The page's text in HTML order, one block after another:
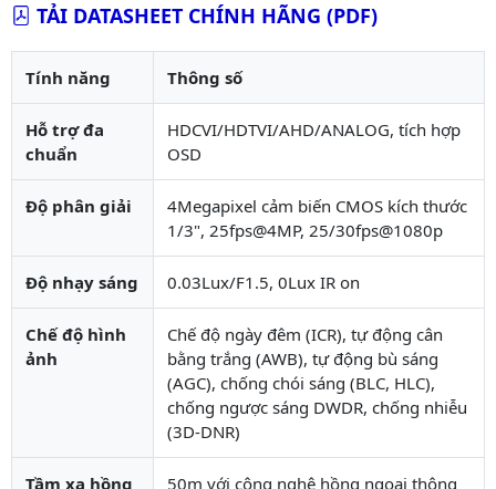
TẢI DATASHEET CHÍNH HÃNG (PDF)
Tính năng Thông số
Hỗ trợ đa
chuẩn
HDCVI/HDTVI/AHD/ANALOG, tích hợp
OSD
Độ phân giải
4Megapixel cảm biến CMOS kích thước
1/3", 25fps@4MP, 25/30fps@1080p
Độ nhạy sáng 0.03Lux/F1.5, 0Lux IR on
Chế độ hình
ảnh
Chế độ ngày đêm (ICR), tự động cân
bằng trắng (AWB), tự động bù sáng
(AGC), chống chói sáng (BLC, HLC),
chống ngược sáng DWDR, chống nhiễu
(3D-DNR)
Tầm xa hồng
50m với công nghệ hồng ngoại thông